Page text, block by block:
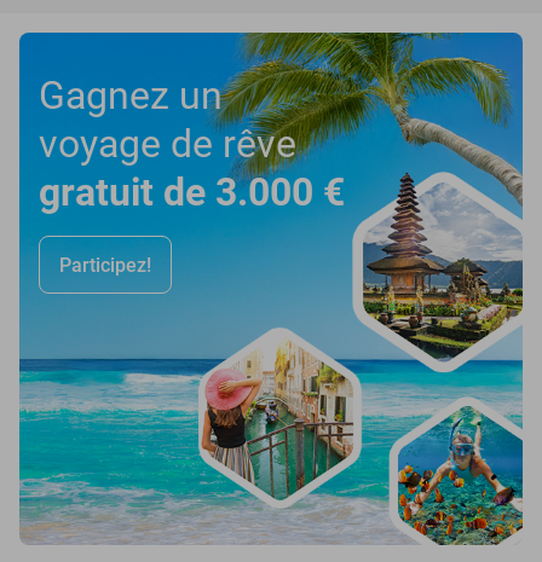
Gagnez un
voyage de rêve
gratuit de 3.000 €
Participez!